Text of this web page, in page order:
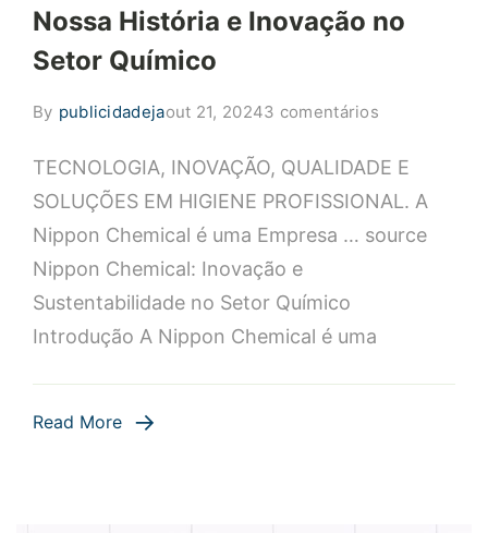
Nossa História e Inovação no
Setor Químico
By publicidadejaout 21, 20243 comentários
Chemical:
Conheça
TECNOLOGIA, INOVAÇÃO, QUALIDADE E
SOLUÇÕES EM HIGIENE PROFISSIONAL. A
Nippon Chemical é uma Empresa … source
Nippon Chemical: Inovação e
Sustentabilidade no Setor Químico
Introdução A Nippon Chemical é uma
Read More